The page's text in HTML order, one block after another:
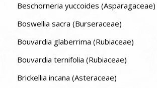
Beschorneria yuccoides (Asparagaceae)
Boswellia sacra (Burseraceae)
Bouvardia glaberrima (Rubiaceae)
Bouvardia ternifolia (Rubiaceae)
Brickellia incana (Asteraceae)